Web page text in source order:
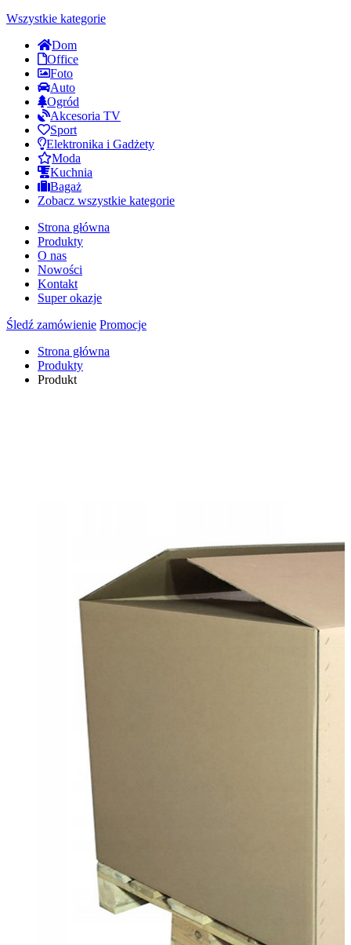
Wszystkie kategorie
Dom
Office
Foto
Auto
Ogród
Akcesoria TV
Sport
Elektronika i Gadżety
Moda
Kuchnia
Bagaż
Zobacz wszystkie kategorie
Strona główna
Produkty
O nas
Nowości
Kontakt
Super okazje
Śledź zamówienie Promocje
Strona główna
Produkty
Produkt